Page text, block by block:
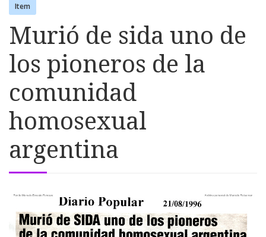
Item
Murió de sida uno de
los pioneros de la
comunidad
homosexual
argentina